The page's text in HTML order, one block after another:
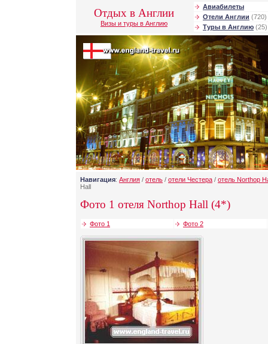
Отдых в Англии
Визы и туры в Англию
Авиабилеты
Отели Англии (720)
Туры в Англию (25)
Навигация: Англия / отель / отели Честера / отель Northop
Hall
Фото 1 отеля Northop Hall (4*)
Фото 1 Фото 2